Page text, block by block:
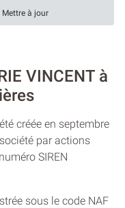
Mettre à jour
VINCENT à
créée en septembre
par actions
SIREN
sous le code NAF